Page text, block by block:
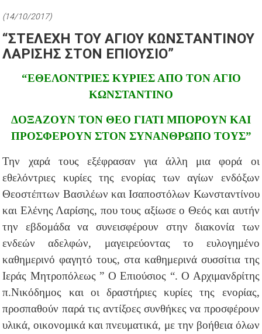
(14/10/2017)
“ΣΤΕΛΕΧΗ ΤΟΥ ΑΓΙΟΥ ΚΩΝΣΤΑΝΤΙΝΟΥ
ΛΑΡΙΣΗΣ ΣΤΟΝ ΕΠΙΟΥΣΙΟ”
“ΕΘΕΛΟΝΤΡΙΕΣ ΚΥΡΙΕΣ ΑΠΟ ΤΟΝ ΑΓΙΟ
ΚΩΝΣΤΑΝΤΙΝΟ
ΔΟΞΑΖΟΥΝ ΤΟΝ ΘΕΟ ΓΙΑΤΙ ΜΠΟΡΟΥΝ ΚΑΙ
ΠΡΟΣΦΕΡΟΥΝ ΣΤΟΝ ΣΥΝΑΝΘΡΩΠΟ ΤΟΥΣ”
Την χαρά τους εξέφρασαν για άλλη μια φορά οι
εθελόντριες κυρίες της ενορίας των αγίων ενδόξων
Θεοστέπτων Βασιλέων και Ισαποστόλων Κωνσταντίνου
και Ελένης Λαρίσης, που τους αξίωσε ο Θεός και αυτήν
την εβδομάδα να συνεισφέρουν στην διακονία των
ενδεών αδελφών, μαγειρεύοντας το ευλογημένο
καθημερινό φαγητό τους, στα καθημερινά συσσίτια της
Ιεράς Μητροπόλεως ” Ο Επιούσιος “. Ο Αρχιμανδρίτης
π.Νικόδημος και οι δραστήριες κυρίες της ενορίας,
προσπαθούν παρά τις αντίξοες συνθήκες να προσφέρουν
υλικά, οικονομικά και πνευματικά, με την βοήθεια όλων